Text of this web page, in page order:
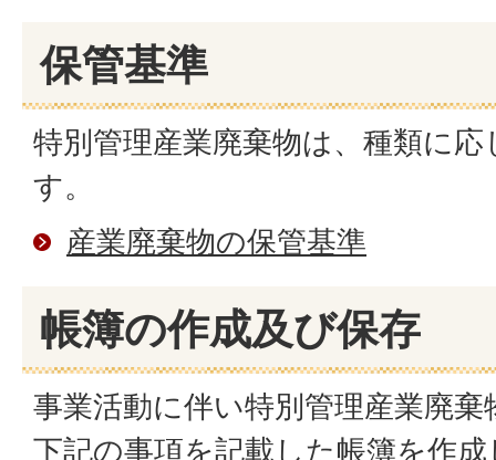
保管基準
特別管理産業廃棄物は、種類に
す。
産業廃棄物の保管基準
帳簿の作成及び保存
事業活動に伴い特別管理産業廃
下記の事項を記載した帳簿を作